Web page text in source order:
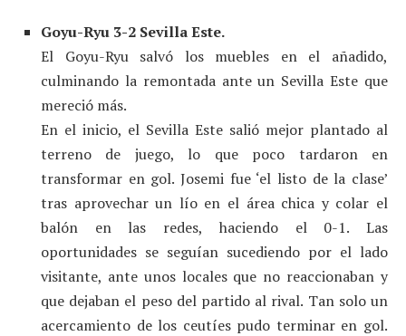
Goyu-Ryu 3-2 Sevilla Este.
El Goyu-Ryu salvó los muebles en el añadido,
culminando la remontada ante un Sevilla Este que
mereció más.
En el inicio, el Sevilla Este salió mejor plantado al
terreno de juego, lo que poco tardaron en
transformar en gol. Josemi fue ‘el listo de la clase’
tras aprovechar un lío en el área chica y colar el
balón en las redes, haciendo el 0-1. Las
oportunidades se seguían sucediendo por el lado
visitante, ante unos locales que no reaccionaban y
que dejaban el peso del partido al rival. Tan solo un
acercamiento de los ceutíes pudo terminar en gol.